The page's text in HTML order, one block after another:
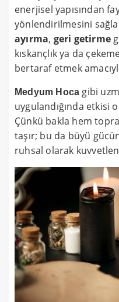
enerjisel yapısından
yönlendirilmesini
ayırma, geri getirme
kıskançlık ya da
bertaraf etmek
Medyum Hoca gibi
uygulandığında etkisi
Çünkü bakla hem
taşır; bu da büyü
ruhsal olarak